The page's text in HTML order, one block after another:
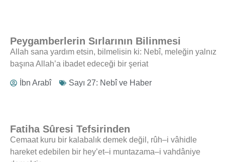
Peygamberlerin Sırlarının Bilinmesi
Allah sana yardım etsin, bilmelisin ki: Nebî, meleğin yalnız
başına Allah’a ibadet edeceği bir şeriat
İbn Arabî Sayı 27: Nebî ve Haber
Fatiha Sûresi Tefsirinden
Cemaat kuru bir kalabalık demek değil, rûh–i vâhidle
hareket edebilen bir hey’et–i muntazama–i vahdâniye